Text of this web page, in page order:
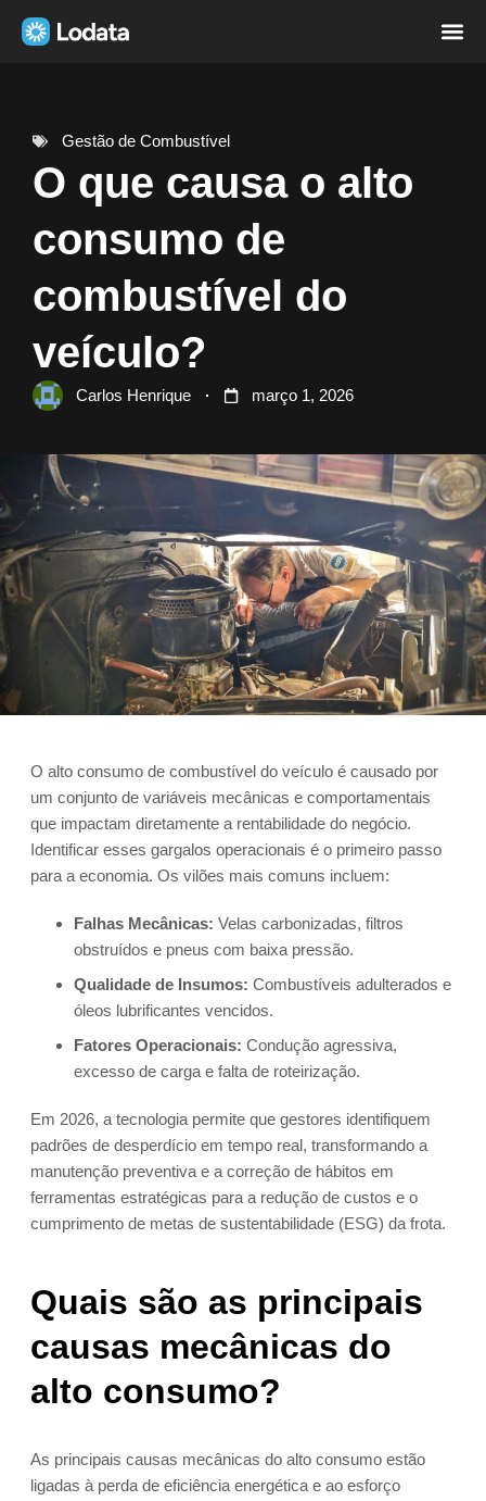
Gestão de Combustível
O que causa o alto
consumo de
combustível do
veículo?
Carlos Henrique março 1, 2026
O alto consumo de combustível do veículo é causado por
um conjunto de variáveis mecânicas e comportamentais
que impactam diretamente a rentabilidade do negócio.
Identificar esses gargalos operacionais é o primeiro passo
para a economia. Os vilões mais comuns incluem:
Falhas Mecânicas: Velas carbonizadas, filtros
obstruídos e pneus com baixa pressão.
Qualidade de Insumos: Combustíveis adulterados e
óleos lubrificantes vencidos.
Fatores Operacionais: Condução agressiva,
excesso de carga e falta de roteirização.
Em 2026, a tecnologia permite que gestores identifiquem
padrões de desperdício em tempo real, transformando a
manutenção preventiva e a correção de hábitos em
ferramentas estratégicas para a redução de custos e o
cumprimento de metas de sustentabilidade (ESG) da frota.
Quais são as principais
causas mecânicas do
alto consumo?
As principais causas mecânicas do alto consumo estão
ligadas à perda de eficiência energética e ao esforço